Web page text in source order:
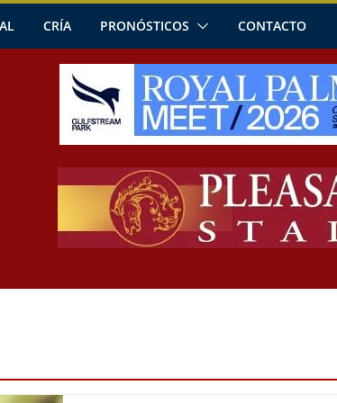
CRÍA PRONÓSTICOS CONTACTO